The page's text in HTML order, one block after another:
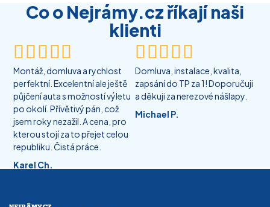
Co o Nejrámy.cz říkají naši
klienti

Montáž, domluva a rychlost
perfektní. Excelentní ale ještě
půjčení auta s možností výletu
po okolí. Přívětivý pán, což
jsem roky nezažil. A cena, pro
kterou stojí za to přejet celou
republiku. Čistá práce.
Karel Ch.

Domluva, instalace, kvalita,
zapsání do TP za 1! Doporučuji
a děkuji za nerezové nášlapy.
Michael P.